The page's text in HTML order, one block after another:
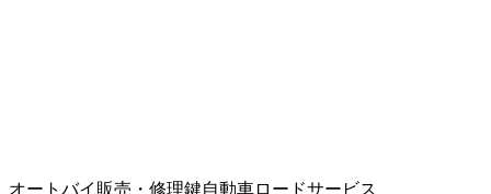
オートバイ販売・修理鍵自動車ロードサービス